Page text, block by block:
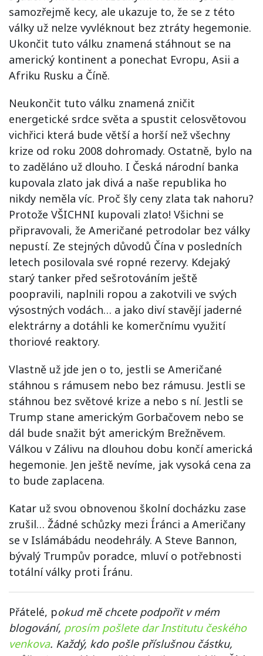
samozřejmě kecy, ale ukazuje to, že se z této
války už nelze vyvléknout bez ztráty hegemonie.
Ukončit tuto válku znamená stáhnout se na
americký kontinent a ponechat Evropu, Asii a
Afriku Rusku a Číně.
Neukončit tuto válku znamená zničit
energetické srdce světa a spustit celosvětovou
vichřici která bude větší a horší než všechny
krize od roku 2008 dohromady. Ostatně, bylo na
to zaděláno už dlouho. I Česká národní banka
kupovala zlato jak divá a naše republika ho
nikdy neměla víc. Proč šly ceny zlata tak nahoru?
Protože VŠICHNI kupovali zlato! Všichni se
připravovali, že Američané petrodolar bez války
nepustí. Ze stejných důvodů Čína v posledních
letech posilovala své ropné rezervy. Kdejaký
starý tanker před sešrotováním ještě
poopravili, naplnili ropou a zakotvili ve svých
výsostných vodách… a jako diví stavějí jaderné
elektrárny a dotáhli ke komerčnímu využití
thoriové reaktory.
Vlastně už jde jen o to, jestli se Američané
stáhnou s rámusem nebo bez rámusu. Jestli se
stáhnou bez světové krize a nebo s ní. Jestli se
Trump stane americkým Gorbačovem nebo se
dál bude snažit být americkým Brežněvem.
Válkou v Zálivu na dlouhou dobu končí americká
hegemonie. Jen ještě nevíme, jak vysoká cena za
to bude zaplacena.
Katar už svou obnovenou školní docházku zase
zrušil… Žádné schůzky mezi Íránci a Američany
se v Islámábádu neodehrály. A Steve Bannon,
bývalý Trumpův poradce, mluví o potřebnosti
totální války proti Íránu.
Přátelé, pokud mě chcete podpořit v mém
blogování, prosím pošlete dar Institutu českého
venkova. Každý, kdo pošle příslušnou částku,